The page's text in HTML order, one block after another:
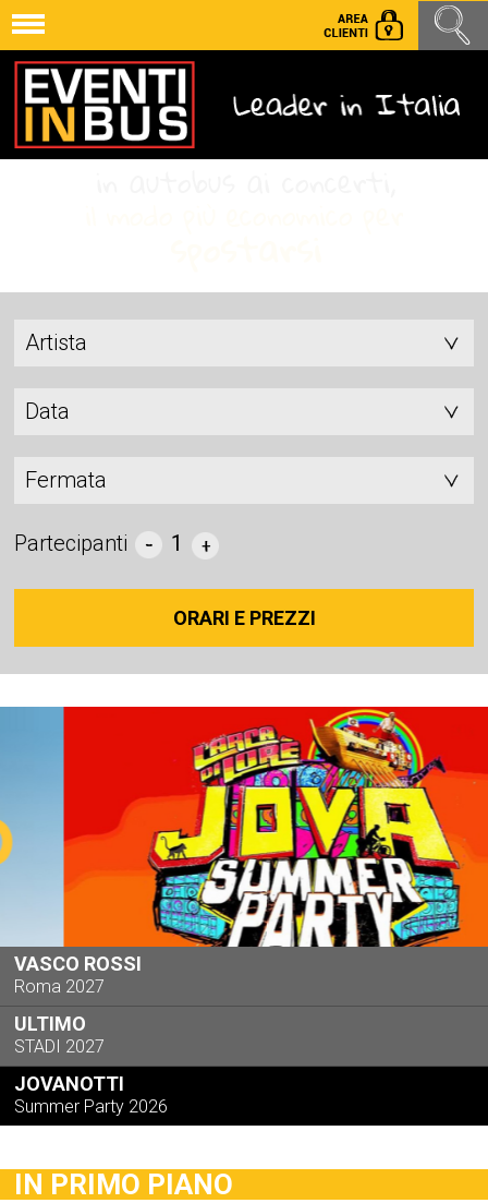
Artista
Data
Fermata
Partecipanti 1
ORARI E PREZZI
VASCO ROSSI
Roma 2027
ULTIMO
STADI 2027
JOVANOTTI
Summer Party 2026
IN PRIMO PIANO